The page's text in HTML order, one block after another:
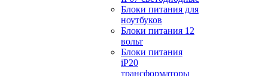
Блоки питания для
ноутбуков
Блоки питания 12
вольт
Блоки питания
iP20
трансформаторы